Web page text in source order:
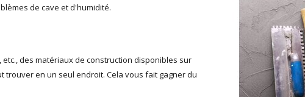
de cave et d'humidité.
des matériaux de construction disponibles sur
en un seul endroit. Cela vous fait gagner du